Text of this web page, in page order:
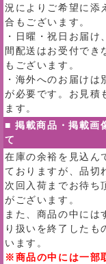
況によりご希望に添
合もございます。
・日曜・祝日お届け
間配送はお受付でき
もございます。
・海外へのお届けは
が必要です。お見積
ます。
■ 掲載商品・掲載画
て
在庫の余裕を見込ん
ておりますが、品切
次回入荷までお待ち
がございます。
また、商品の中には
り扱いを終了したも
います。
※商品の中には一部